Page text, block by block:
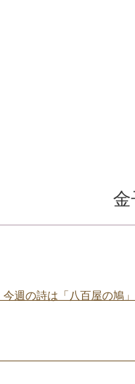
金
今週の詩は「八百屋の鳩